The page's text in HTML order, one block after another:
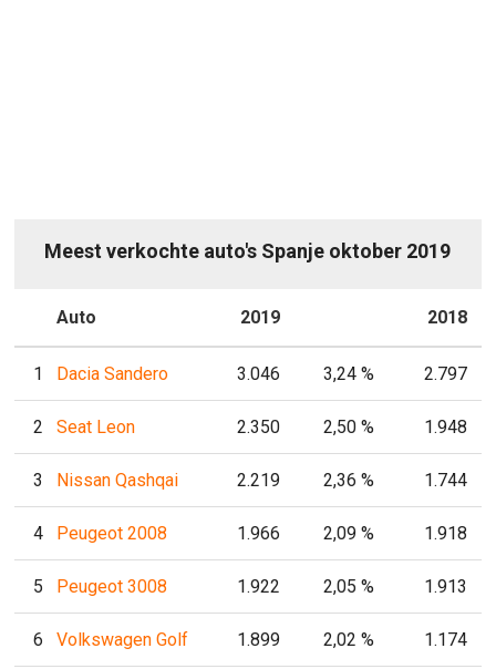
Meest verkochte auto's Spanje oktober 2019
Auto 2019 2018
1 Dacia Sandero 3.046 3,24 % 2.797
2 Seat Leon 2.350 2,50 % 1.948
3 Nissan Qashqai 2.219 2,36 % 1.744
4 Peugeot 2008 1.966 2,09 % 1.918
5 Peugeot 3008 1.922 2,05 % 1.913
6 Volkswagen Golf 1.899 2,02 % 1.174